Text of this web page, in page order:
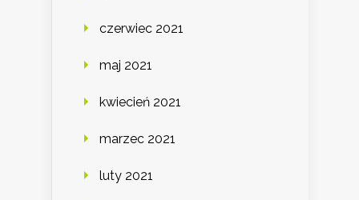
czerwiec 2021
maj 2021
kwiecień 2021
marzec 2021
luty 2021